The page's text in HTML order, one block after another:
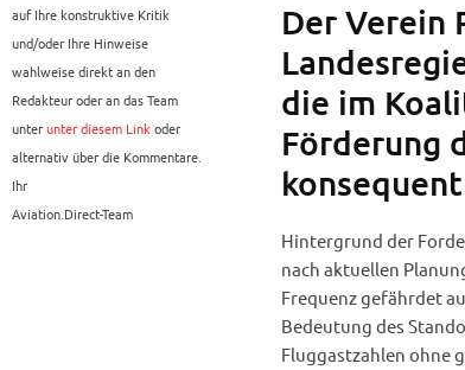
auf Ihre konstruktive Kritik
und/oder Ihre Hinweise
wahlweise direkt an den
Redakteur oder an das Team
unterunter diesem Linkoder
alternativ über die Kommentare.
Ihr
Aviation.Direct-Team
Der Verein
die im
Förderung
Hintergrund der
nach aktuellen
Frequenz gefährdet
Bedeutung des
Fluggastzahlen ohne